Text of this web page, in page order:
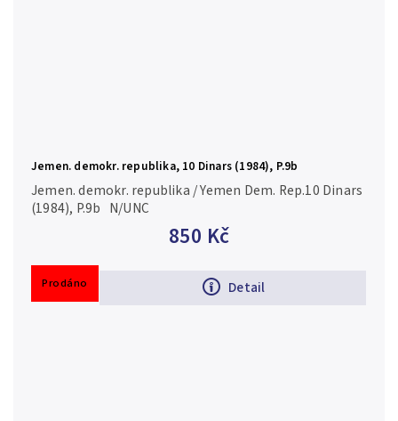
Jemen. demokr. republika, 10 Dinars (1984), P.9b
850 Kč
Detail
Jemen. demokr. republika / Yemen Dem. Rep.10 Dinars
(1984), P.9b N/UNC
Prodáno